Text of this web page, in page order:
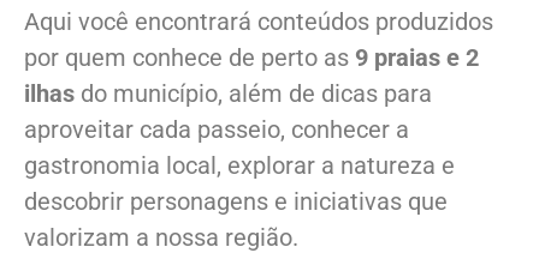
Aqui você encontrará conteúdos produzidos
por quem conhece de perto as 9 praias e 2
ilhas do município, além de dicas para
aproveitar cada passeio, conhecer a
gastronomia local, explorar a natureza e
descobrir personagens e iniciativas que
valorizam a nossa região.